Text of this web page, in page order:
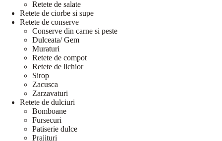
Retete de salate
Retete de ciorbe si supe
Retete de conserve
Conserve din carne si peste
Dulceata/ Gem
Muraturi
Retete de compot
Retete de lichior
Sirop
Zacusca
Zarzavaturi
Retete de dulciuri
Bomboane
Fursecuri
Patiserie dulce
Prajituri